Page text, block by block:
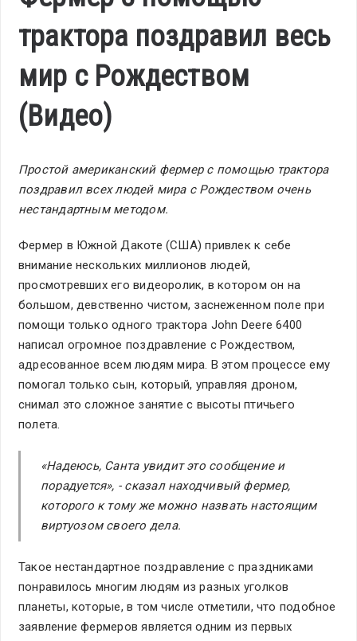
трактора поздравил весь
мир с Рождеством
(Видео)
Простой американский фермер с помощью трактора
поздравил всех людей мира с Рождеством очень
нестандартным методом.
Фермер в Южной Дакоте (США) привлек к себе
внимание нескольких миллионов людей,
просмотревших его видеоролик, в котором он на
большом, девственно чистом, заснеженном поле при
помощи только одного трактора John Deere 6400
написал огромное поздравление с Рождеством,
адресованное всем людям мира. В этом процессе ему
помогал только сын, который, управляя дроном,
снимал это сложное занятие с высоты птичьего
полета.
«Надеюсь, Санта увидит это сообщение и
порадуется», - сказал находчивый фермер,
которого к тому же можно назвать настоящим
виртуозом своего дела.
Такое нестандартное поздравление с праздниками
понравилось многим людям из разных уголков
планеты, которые, в том числе отметили, что подобное
заявление фермеров является одним из первых